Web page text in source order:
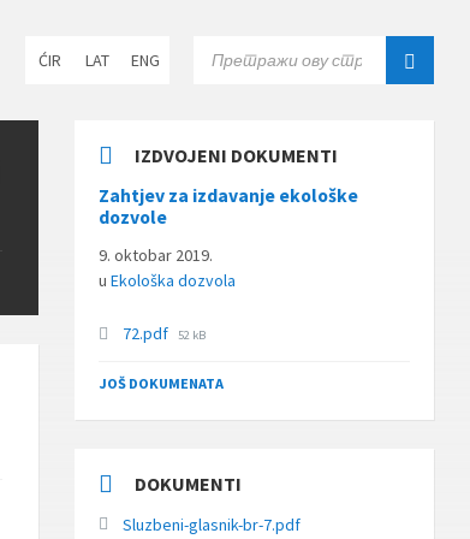
language:
ĆIR LAT ENG
IZDVOJENI DOKUMENTI
Zahtjev za izdavanje ekološke
dozvole
9. oktobar 2019.
uEkološka dozvola
72.pdf File
52 kB
JOŠ DOKUMENATA
DOKUMENTI
Sluzbeni-glasnik-br-7.pdf